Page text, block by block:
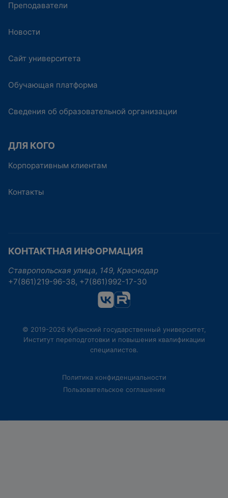
Преподаватели
Новости
Сайт университета
Обучающая платформа
Сведения об образовательной организации
ДЛЯ КОГО
Корпоративным клиентам
Контакты
КОНТАКТНАЯ ИНФОРМАЦИЯ
Ставропольская улица, 149, Краснодар
+7(861)219-96-38, +7(861)992-17-30
© 2019-2026 Кубанский государственный университет,
Институт переподготовки и повышения квалификации
специалистов.
Политика конфиденциальности
Пользовательское соглашение